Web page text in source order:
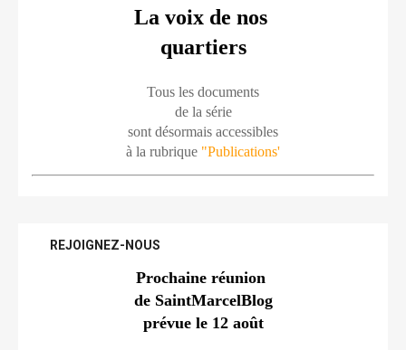
La voix de nos
quartiers
Tous les documents
de la série
sont désormais accessibles
à la rubrique "Publications'
REJOIGNEZ-NOUS
Prochaine réunion
de SaintMarcelBlog
prévue le 12 août